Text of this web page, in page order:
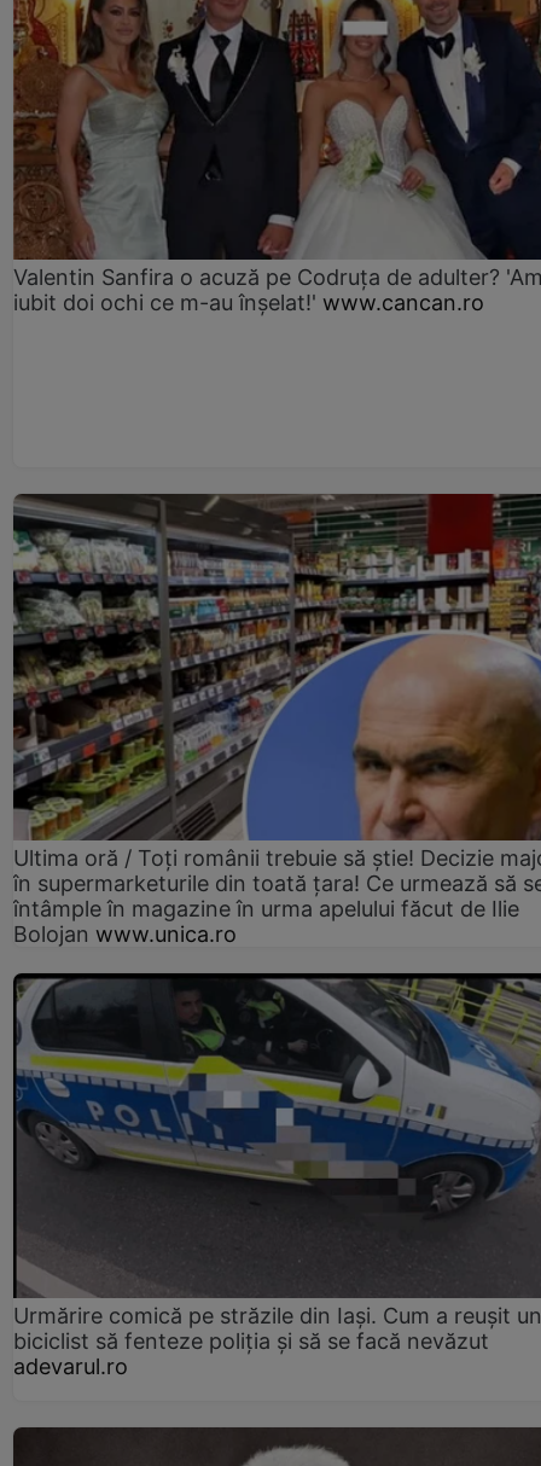
Valentin Sanfira o acuză pe Codruța de adulter?
iubit doi ochi ce m-au înșelat!' www.cancan.ro
Ultima oră / Toți românii trebuie să știe! Decizie
în supermarketurile din toată țara! Ce urmează să
întâmple în magazine în urma apelului făcut de Ilie
Bolojan www.unica.ro
Urmărire comică pe străzile din Iași. Cum a reușit un
biciclist să fenteze poliția și să se facă nevăzut
adevarul.ro